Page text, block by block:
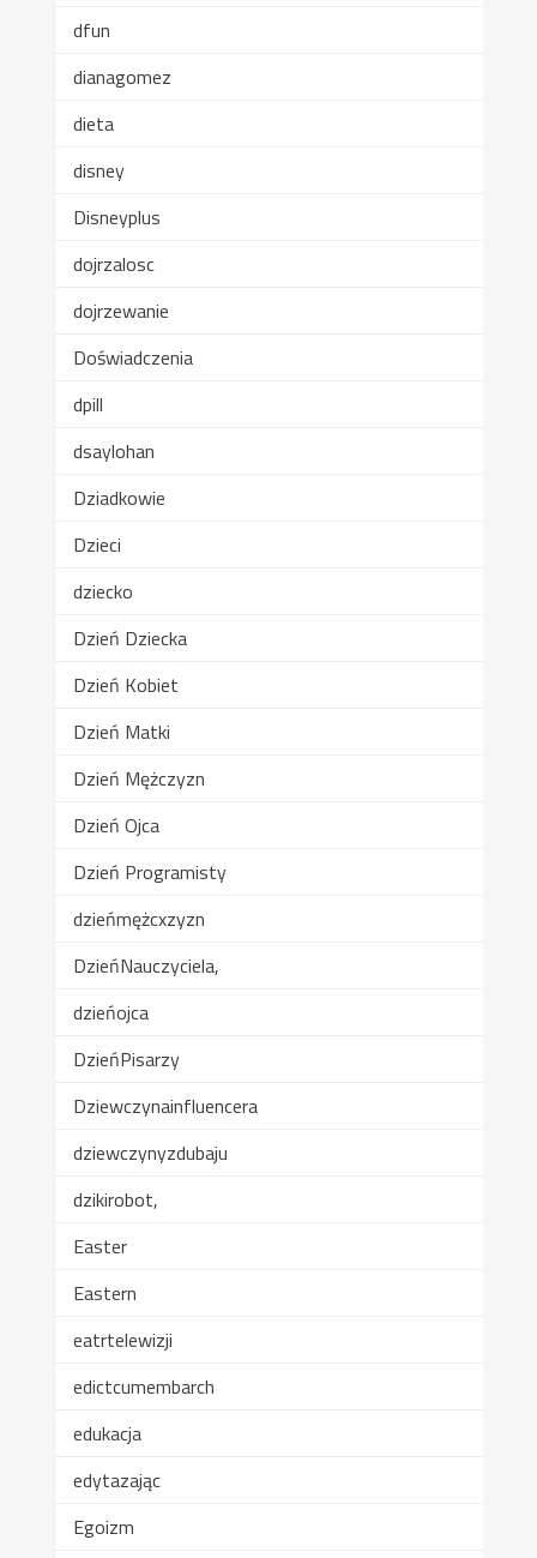
dfun
dianagomez
dieta
disney
Disneyplus
dojrzalosc
dojrzewanie
Doświadczenia
dpill
dsaylohan
Dziadkowie
Dzieci
dziecko
Dzień Dziecka
Dzień Kobiet
Dzień Matki
Dzień Mężczyzn
Dzień Ojca
Dzień Programisty
dzieńmężcxzyzn
DzieńNauczyciela,
dzieńojca
DzieńPisarzy
Dziewczynainfluencera
dziewczynyzdubaju
dzikirobot,
Easter
Eastern
eatrtelewizji
edictcumembarch
edukacja
edytazając
Egoizm